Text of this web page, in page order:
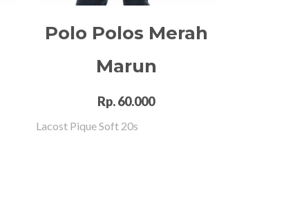
Polo Polos Merah
Marun
Rp. 60.000
Lacost Pique Soft 20s